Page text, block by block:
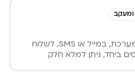
ניתן לשלוח טופס דיגיטלי דרך המערכת, במייל או SMS, לשלוח
ביחד, ניתן למלא חלק